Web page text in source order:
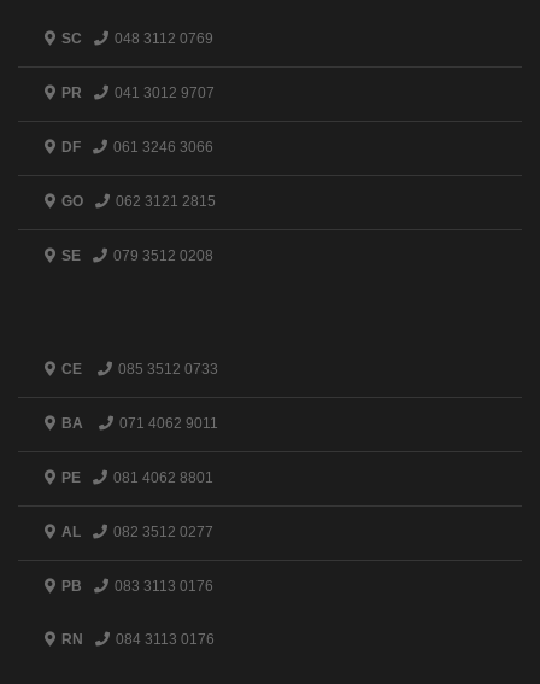
SC 048 3112 0769
PR 041 3012 9707
DF 061 3246 3066
GO 062 3121 2815
SE 079 3512 0208
CE 085 3512 0733
BA 071 4062 9011
PE 081 4062 8801
AL 082 3512 0277
PB 083 3113 0176
RN 084 3113 0176